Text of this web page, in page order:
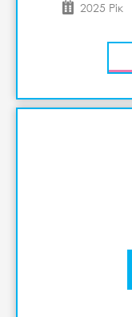
2025 Рік